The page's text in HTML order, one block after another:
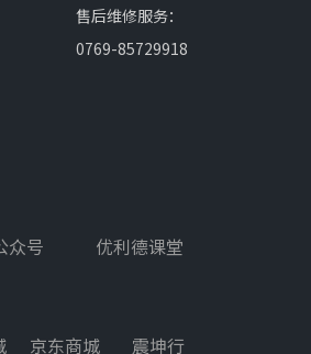
售后维修服务：
0769-85729918
众号 优利德课堂
京东商城 震坤行